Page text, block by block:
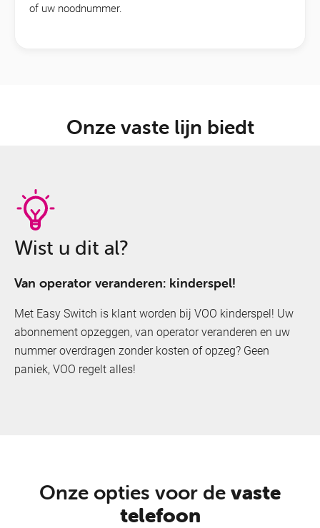
of uw noodnummer.
Onze vaste lijn biedt
Wist u dit al?
Van operator veranderen: kinderspel!
Met Easy Switch is klant worden bij VOO kinderspel! Uw
abonnement opzeggen, van operator veranderen en uw
nummer overdragen zonder kosten of opzeg? Geen
paniek, VOO regelt alles!
Onze opties voor de vaste
telefoon